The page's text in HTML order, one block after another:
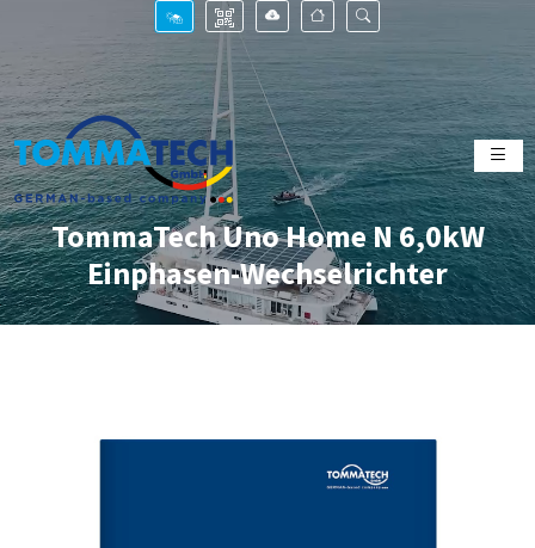
TommaTech Uno Home N 6,0kW
Einphasen-Wechselrichter